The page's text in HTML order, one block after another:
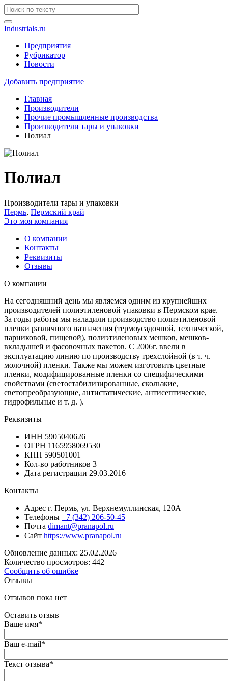
Industrials.ru
Предприятия
Рубрикатор
Новости
Добавить предприятие
Главная
Производители
Прочие промышленные производства
Производители тары и упаковки
Полиал
Полиал
Производители тары и упаковки
Пермь, Пермский край
Это моя компания
О компании
Контакты
Реквизиты
Отзывы
О компании
На сегодняшний день мы являемся одним из крупнейших
производителей полиэтиленовой упаковки в Пермском крае.
За годы работы мы наладили производство полиэтиленовой
пленки различного назначения (термоусадочной, технической,
парниковой, пищевой), полиэтиленовых мешков, мешков-
вкладышей и фасовочных пакетов. С 2006г. ввели в
эксплуатацию линию по производству трехслойной (в т. ч.
молочной) пленки. Также мы можем изготовить цветные
пленки, модифицированные пленки со специфическими
свойствами (светостабилизированные, скользкие,
светопреобразующие, антистатические, антисептические,
гидрофильные и т. д. ).
Реквизиты
ИНН 5905040626
ОГРН 1165958069530
КПП 590501001
Кол-во работников 3
Дата регистрации 29.03.2016
Контакты
Адрес г. Пермь, ул. Верхнемуллинская, 120А
Телефоны +7 (342) 206-50-45
Почта dimant@pranapol.ru
Сайт https://www.pranapol.ru
Обновление данных: 25.02.2026
Количество просмотров: 442
Сообщить об ошибке
Отзывы
Отзывов пока нет
Оставить отзыв
Ваше имя*
Ваш e-mail*
Текст отзыва*